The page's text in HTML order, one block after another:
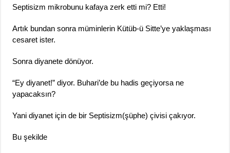
Septisizm mikrobunu kafaya zerk etti mi? Etti!
Artık bundan sonra müminlerin Kütüb-ü Sitte’ye yaklaşması
cesaret ister.
Sonra diyanete dönüyor.
“Ey diyanet!” diyor. Buhari’de bu hadis geçiyorsa ne
yapacaksın?
Yani diyanet için de bir Septisizm(şüphe) çivisi çakıyor.
Bu şekilde